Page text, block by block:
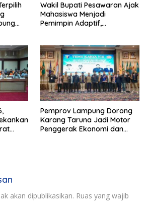
Wakil Bupati Pesawaran Ajak
Mahasiswa Menjadi
Pemimpin Adaptif,
Pemprov Lampung Dorong
Karang Taruna Jadi Motor
Penggerak Ekonomi dan
akan dipublikasikan. Ruas yang wajib